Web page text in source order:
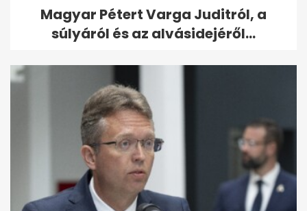
Magyar Pétert Varga Juditról, a
súlyáról és az alvásidejéről...